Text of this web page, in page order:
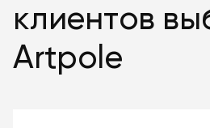
клиентов
Artpole